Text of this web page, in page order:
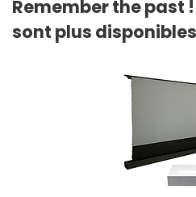
Remember the past
sont plus